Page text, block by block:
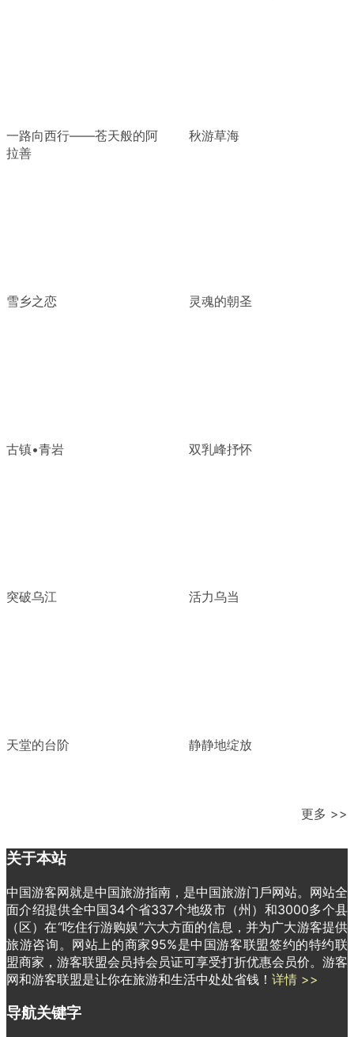
一路向西行——苍天般的阿
拉善
秋游草海
雪乡之恋 灵魂的朝圣
古镇•青岩 双乳峰抒怀
突破乌江 活力乌当
天堂的台阶 静静地绽放
更多 >>
关于本站
中国游客网就是中国旅游指南，是中国旅游门戶网站。网站全
面介绍提供全中国34个省337个地级市（州）和3000多个县
（区）在“吃住行游购娱”六大方面的信息，并为广大游客提供
旅游咨询。网站上的商家95%是中国游客联盟签约的特约联
盟商家，游客联盟会员持会员证可享受打折优惠会员价。游客
网和游客联盟是让你在旅游和生活中处处省钱！ 详情 >>
导航关键字